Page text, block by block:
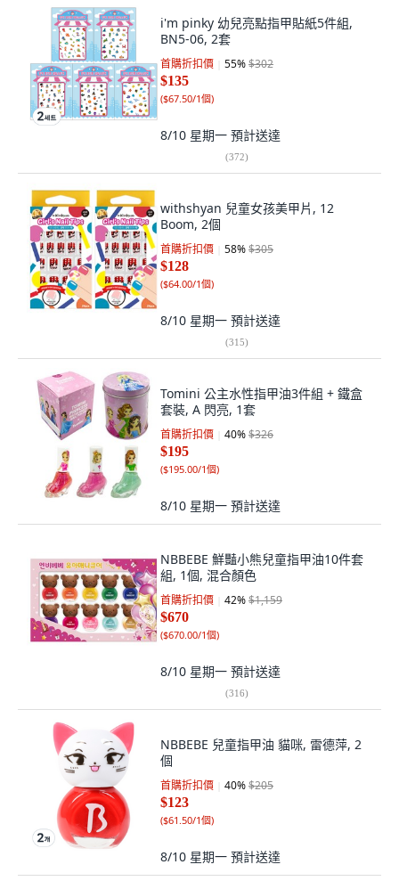
i'm pinky 幼兒亮點指甲貼紙5件組,
BN5-06, 2套
首購折扣價 55%$302
$135
($67.50/1個)
8/10 星期一 預計送達
(372)
withshyan 兒童女孩美甲片, 12
Boom, 2個
首購折扣價 58%$305
$128
($64.00/1個)
8/10 星期一 預計送達
(315)
Tomini 公主水性指甲油3件組 + 鐵盒
套裝, A 閃亮, 1套
首購折扣價 40%$326
$195
($195.00/1個)
8/10 星期一 預計送達
NBBEBE 鮮豔小熊兒童指甲油10件套
組, 1個, 混合顏色
首購折扣價 42%$1,159
$670
($670.00/1個)
8/10 星期一 預計送達
(316)
NBBEBE 兒童指甲油 貓咪, 雷德萍, 2
個
首購折扣價 40%$205
$123
($61.50/1個)
8/10 星期一 預計送達